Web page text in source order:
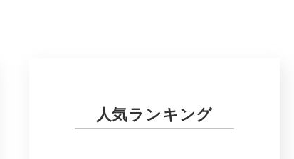
人気ランキング